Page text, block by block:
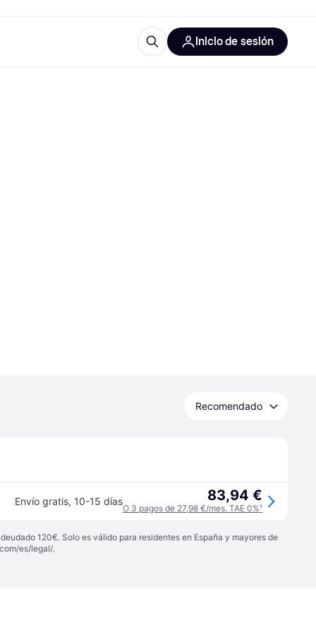
Inicio de sesión
Recomendado
Envío gratis, 10-15 días 83,94 €
O 3 pagos de 27,98 €/mes. TAE 0%¹
120€. Solo es válido para residentes en España y mayores de
es/legal/.